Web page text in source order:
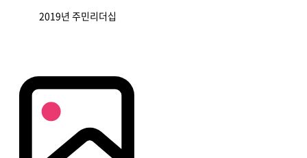
2019년 주민리더십